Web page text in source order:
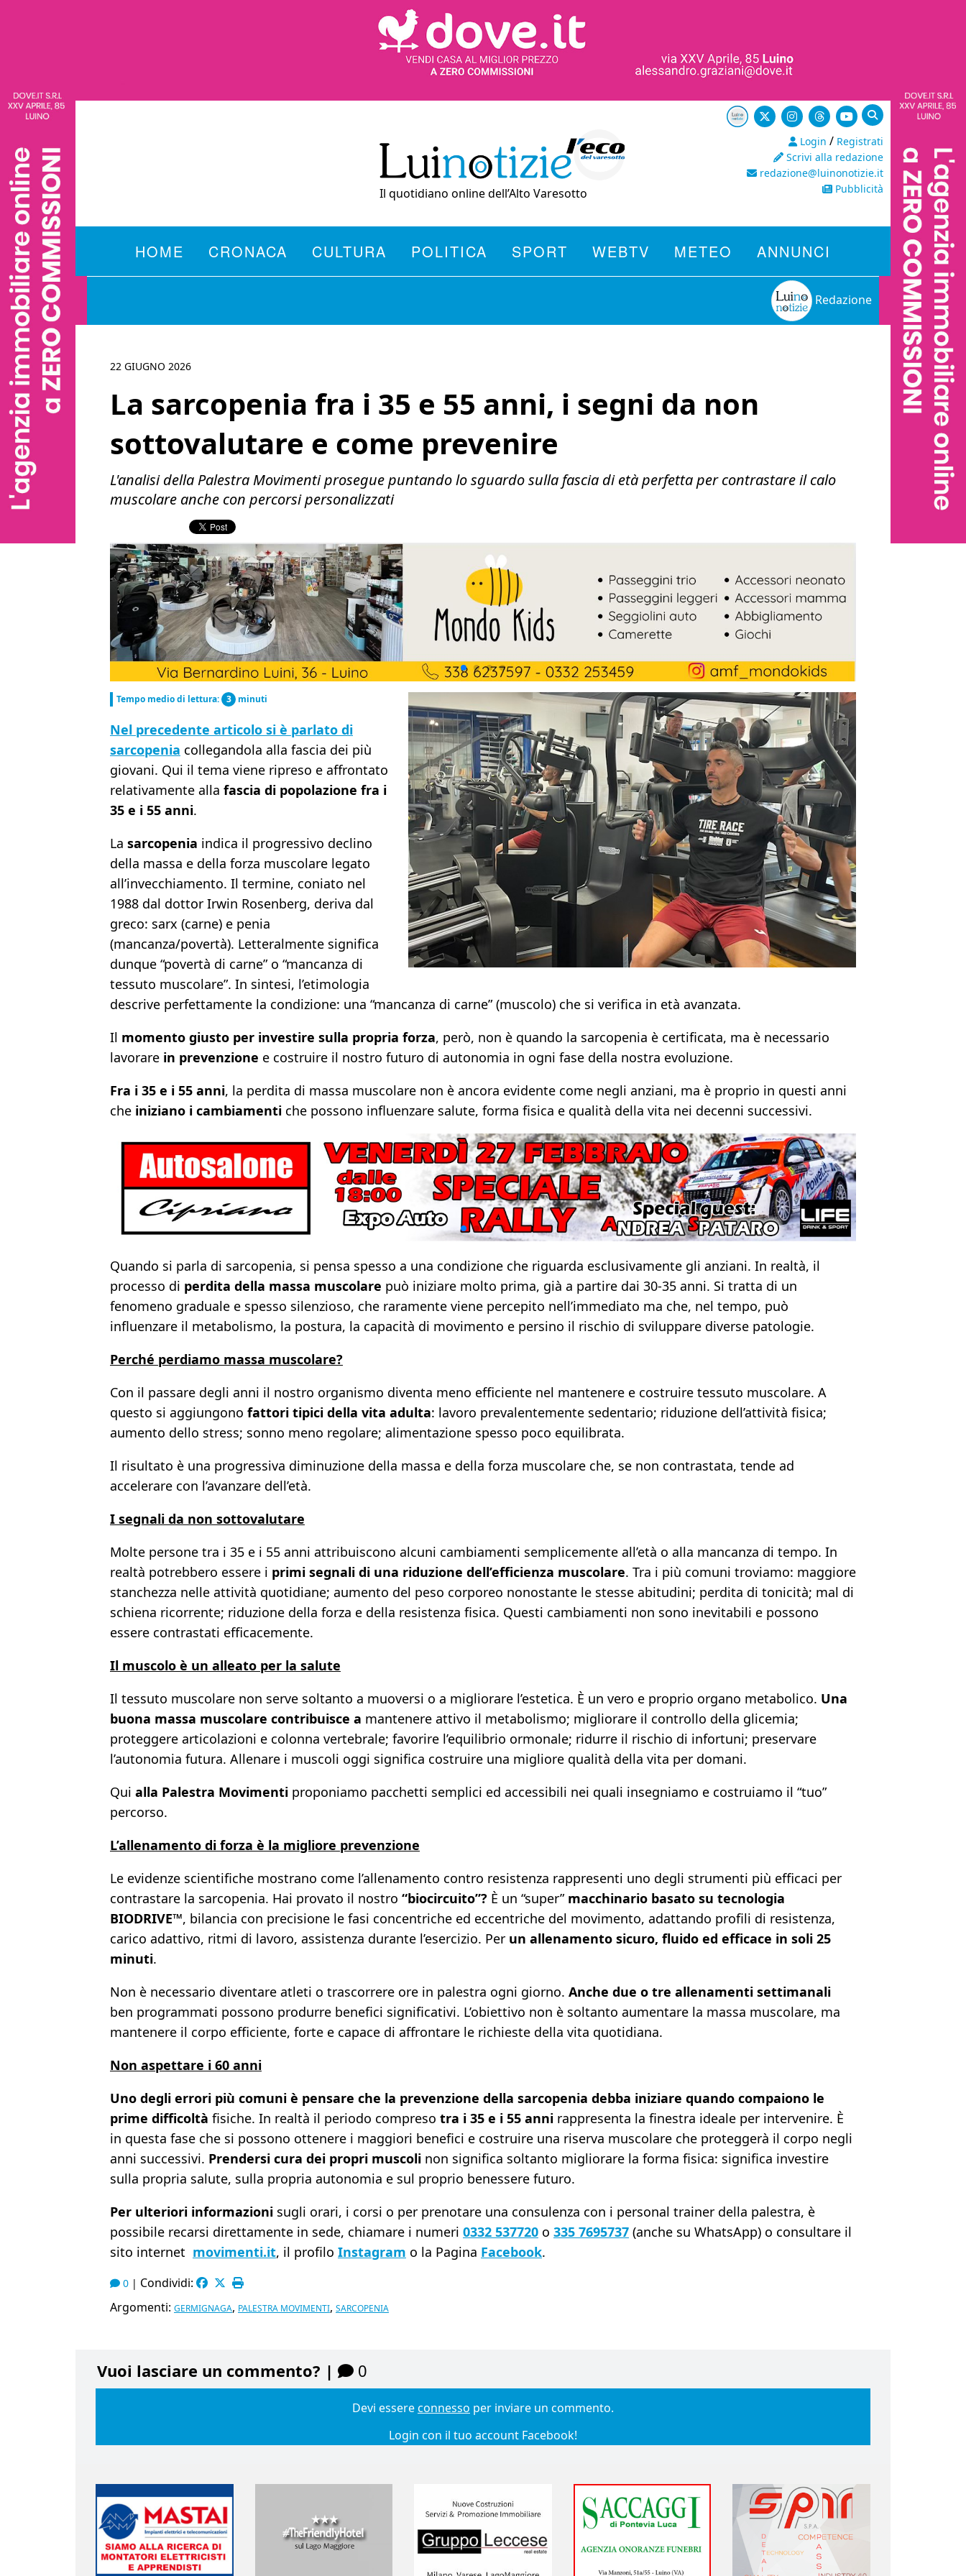
Il quotidiano online dell’Alto Varesotto
Login / Registrati
Scrivi alla redazione
redazione@luinonotizie.it
Pubblicità
HOME CRONACA CULTURA POLITICA SPORT WEBTV METEO ANNUNCI
Redazione
22 GIUGNO 2026
La sarcopenia fra i 35 e 55 anni, i segni da non
sottovalutare e come prevenire
L'analisi della Palestra Movimenti prosegue puntando lo sguardo sulla fascia di età perfetta per contrastare il calo
muscolare anche con percorsi personalizzati
Tempo medio di lettura: 3 minuti
Nel precedente articolo si è parlato di
sarcopenia collegandola alla fascia dei più
giovani. Qui il tema viene ripreso e affrontato
relativamente alla fascia di popolazione fra i
35 e i 55 anni.
La sarcopenia indica il progressivo declino
della massa e della forza muscolare legato
all’invecchiamento. Il termine, coniato nel
1988 dal dottor Irwin Rosenberg, deriva dal
greco: sarx (carne) e penia
(mancanza/povertà). Letteralmente significa
dunque “povertà di carne” o “mancanza di
tessuto muscolare”. In sintesi, l’etimologia
descrive perfettamente la condizione: una “mancanza di carne” (muscolo) che si verifica in età avanzata.
Il momento giusto per investire sulla propria forza, però, non è quando la sarcopenia è certificata, ma è necessario
lavorare in prevenzione e costruire il nostro futuro di autonomia in ogni fase della nostra evoluzione.
Fra i 35 e i 55 anni, la perdita di massa muscolare non è ancora evidente come negli anziani, ma è proprio in questi anni
che iniziano i cambiamenti che possono influenzare salute, forma fisica e qualità della vita nei decenni successivi.
Quando si parla di sarcopenia, si pensa spesso a una condizione che riguarda esclusivamente gli anziani. In realtà, il
processo di perdita della massa muscolare può iniziare molto prima, già a partire dai 30-35 anni. Si tratta di un
fenomeno graduale e spesso silenzioso, che raramente viene percepito nell’immediato ma che, nel tempo, può
influenzare il metabolismo, la postura, la capacità di movimento e persino il rischio di sviluppare diverse patologie.
Perché perdiamo massa muscolare?
Con il passare degli anni il nostro organismo diventa meno efficiente nel mantenere e costruire tessuto muscolare. A
questo si aggiungono fattori tipici della vita adulta: lavoro prevalentemente sedentario; riduzione dell’attività fisica;
aumento dello stress; sonno meno regolare; alimentazione spesso poco equilibrata.
Il risultato è una progressiva diminuzione della massa e della forza muscolare che, se non contrastata, tende ad
accelerare con l’avanzare dell’età.
I segnali da non sottovalutare
Molte persone tra i 35 e i 55 anni attribuiscono alcuni cambiamenti semplicemente all’età o alla mancanza di tempo. In
realtà potrebbero essere i primi segnali di una riduzione dell’efficienza muscolare. Tra i più comuni troviamo: maggiore
stanchezza nelle attività quotidiane; aumento del peso corporeo nonostante le stesse abitudini; perdita di tonicità; mal di
schiena ricorrente; riduzione della forza e della resistenza fisica. Questi cambiamenti non sono inevitabili e possono
essere contrastati efficacemente.
Il muscolo è un alleato per la salute
Il tessuto muscolare non serve soltanto a muoversi o a migliorare l’estetica. È un vero e proprio organo metabolico. Una
buona massa muscolare contribuisce a mantenere attivo il metabolismo; migliorare il controllo della glicemia;
proteggere articolazioni e colonna vertebrale; favorire l’equilibrio ormonale; ridurre il rischio di infortuni; preservare
l’autonomia futura. Allenare i muscoli oggi significa costruire una migliore qualità della vita per domani.
Qui alla Palestra Movimenti proponiamo pacchetti semplici ed accessibili nei quali insegniamo e costruiamo il “tuo”
percorso.
L’allenamento di forza è la migliore prevenzione
Le evidenze scientifiche mostrano come l’allenamento contro resistenza rappresenti uno degli strumenti più efficaci per
contrastare la sarcopenia. Hai provato il nostro “biocircuito”? È un “super” macchinario basato su tecnologia
BIODRIVE™, bilancia con precisione le fasi concentriche ed eccentriche del movimento, adattando profili di resistenza,
carico adattivo, ritmi di lavoro, assistenza durante l’esercizio. Per un allenamento sicuro, fluido ed efficace in soli 25
minuti.
Non è necessario diventare atleti o trascorrere ore in palestra ogni giorno. Anche due o tre allenamenti settimanali
ben programmati possono produrre benefici significativi. L’obiettivo non è soltanto aumentare la massa muscolare, ma
mantenere il corpo efficiente, forte e capace di affrontare le richieste della vita quotidiana.
Non aspettare i 60 anni
Uno degli errori più comuni è pensare che la prevenzione della sarcopenia debba iniziare quando compaiono le
prime difficoltà fisiche. In realtà il periodo compreso tra i 35 e i 55 anni rappresenta la finestra ideale per intervenire. È
in questa fase che si possono ottenere i maggiori benefici e costruire una riserva muscolare che proteggerà il corpo negli
anni successivi. Prendersi cura dei propri muscoli non significa soltanto migliorare la forma fisica: significa investire
sulla propria salute, sulla propria autonomia e sul proprio benessere futuro.
Per ulteriori informazioni sugli orari, i corsi o per prenotare una consulenza con i personal trainer della palestra, è
possibile recarsi direttamente in sede, chiamare i numeri 0332 537720 o 335 7695737 (anche su WhatsApp) o consultare il
sito internet movimenti.it, il profilo Instagram o la Pagina Facebook.
0 | Condividi:
Argomenti: GERMIGNAGA, PALESTRA MOVIMENTI, SARCOPENIA
Vuoi lasciare un commento? | 0
Devi essereconnesso per inviare un commento.
Login con il tuo account Facebook!